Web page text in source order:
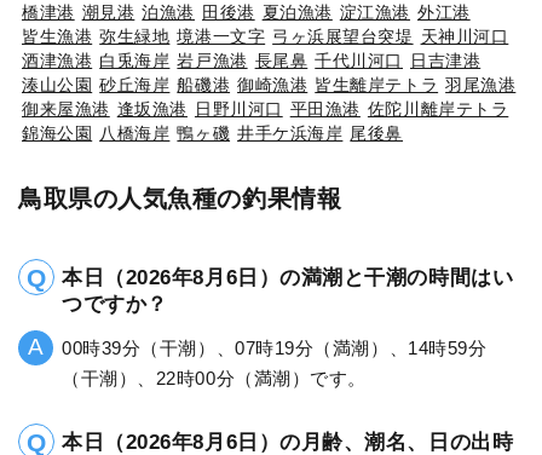
橋津港 潮見港 泊漁港 田後港 夏泊漁港 淀江漁港 外江港
皆生漁港 弥生緑地 境港一文字 弓ヶ浜展望台突堤 天神川河口
酒津漁港 白兎海岸 岩戸漁港 長尾鼻 千代川河口
日吉津港
湊山公園 砂丘海岸 船磯港 御崎漁港 皆生離岸テトラ 羽尾漁港
御来屋漁港 逢坂漁港 日野川河口 平田漁港 佐陀川離岸テトラ
錦海公園 八橋海岸 鴨ヶ磯 井手ケ浜海岸 尾後鼻
鳥取県の人気魚種の釣果情報
本日（2026年8月6日）の満潮と干潮の時間はい
つですか？
00時39分（干潮）、07時19分（満潮）、14時59分
（干潮）、22時00分（満潮）です。
本日（2026年8月6日）の月齢、潮名、日の出時